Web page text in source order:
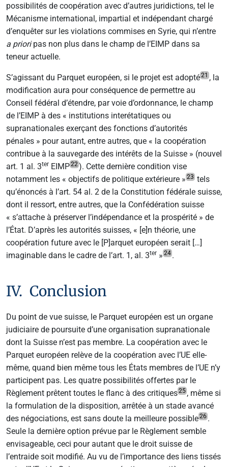
possibilités de coopération avec d’autres juridictions, tel le
Mécanisme international, impartial et indépendant chargé
d’enquêter sur les violations commises en Syrie, qui n’entre
a prioripas non plus dans le champ de l’EIMP dans sa
teneur actuelle.
S’agissant du Parquet européen, si le projet est adopté21 , la
modification aura pour conséquence de permettre au
Conseil fédéral d’étendre, par voie d’ordonnance, le champ
de l’EIMP à des « institutions interétatiques ou
supranationales exerçant des fonctions d’autorités
pénales » pour autant, entre autres, que « la coopération
contribue à la sauvegarde des intérêts de la Suisse » (nouvel
art. 1 al. 3ter EIMP22). Cette dernière condition vise
notamment les « objectifs de politique extérieure » 23 tels
qu’énoncés à l’art. 54 al. 2 de la Constitution fédérale suisse,
dont il ressort, entre autres, que la Confédération suisse
« s’attache à préserver l’indépendance et la prospérité » de
l’État. D’après les autorités suisses, « [e]n théorie, une
coopération future avec le [P]arquet européen serait […]
imaginable dans le cadre de l’art. 1, al. 3ter » 24 .
IV. Conclusion
Du point de vue suisse, le Parquet européen est un organe
judiciaire de poursuite d’une organisation supranationale
dont la Suisse n’est pas membre. La coopération avec le
Parquet européen relève de la coopération avec l’UE elle-
même, quand bien même tous les États membres de l’UE n’y
participent pas. Les quatre possibilités offertes par le
Règlement prêtent toutes le flanc à des critiques25 , même si
la formulation de la disposition, arrêtée à un stade avancé
des négociations, est sans doute la meilleure possible26 .
Seule la dernière option prévue par le Règlement semble
envisageable, ceci pour autant que le droit suisse de
l’entraide soit modifié. Au vu de l’importance des liens tissés